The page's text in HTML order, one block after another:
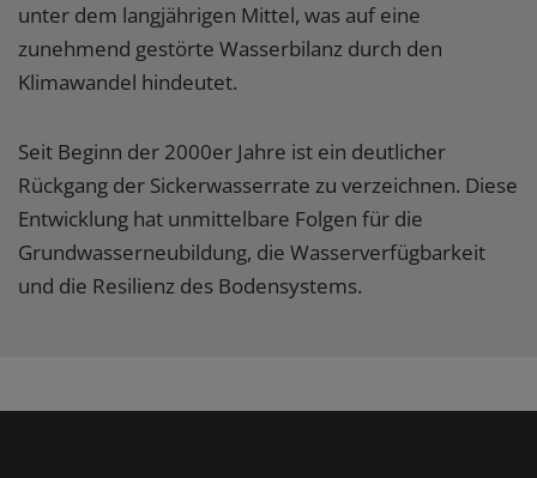
unter dem langjährigen Mittel, was auf eine
zunehmend gestörte Wasserbilanz durch den
Klimawandel hindeutet.
Seit Beginn der 2000er Jahre ist ein deutlicher
Rückgang der Sickerwasserrate zu verzeichnen. Diese
Entwicklung hat unmittelbare Folgen für die
Grundwasserneubildung, die Wasserverfügbarkeit
und die Resilienz des Bodensystems.